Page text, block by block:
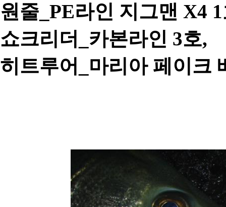
원줄_PE라인 지그맨 X4
쇼크리더_카본라인 3호,
히트루어_마리아 페이크